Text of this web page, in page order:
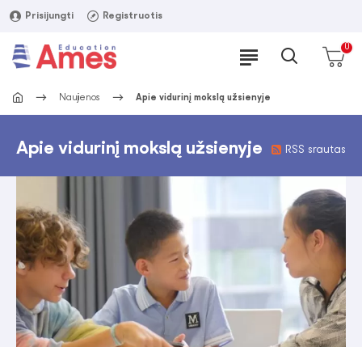
Prisijungti Registruotis
0
Naujienos Apie vidurinį mokslą užsienyje
Apie vidurinį mokslą užsienyje RSS srautas